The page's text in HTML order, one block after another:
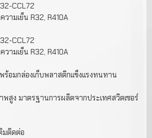
CCL72
ามเย็น R32, R410A
CCL72
ามเย็น R32, R410A
ร้อมกล่องเก็บพลาสติกแข็งแรงทนทาน
สูง มาตรฐานการผลิตจากประเทศสวิตเซอร์
มติดต่อ